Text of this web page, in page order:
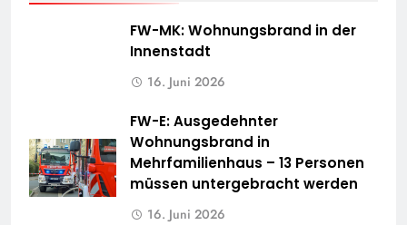
FW-MK: Wohnungsbrand in der
Innenstadt
16. Juni 2026
FW-E: Ausgedehnter
Wohnungsbrand in
Mehrfamilienhaus – 13 Personen
müssen untergebracht werden
16. Juni 2026